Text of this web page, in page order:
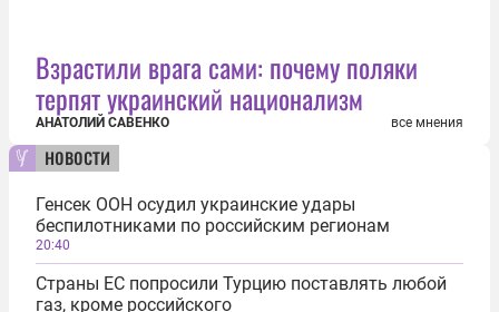
Взрастили врага сами: почему поляки
терпят украинский национализм
АНАТОЛИЙ САВЕНКО все мнения
новости
Генсек ООН осудил украинские удары
беспилотниками по российским регионам
20:40
Страны ЕС попросили Турцию поставлять любой
газ, кроме российского